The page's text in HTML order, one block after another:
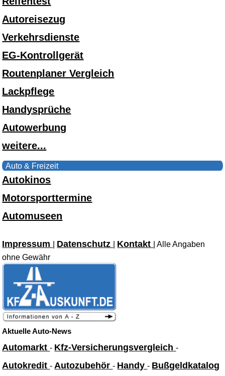
Autoreisezug
Verkehrsdienste
EG-Kontrollgerät
Routenplaner Vergleich
Lackpflege
Handysprüche
Autowerbung
weitere...
Auto & Freizeit
Autokinos
Motorsporttermine
Automuseen
Impressum Datenschutz Kontakt
| Alle Angaben
ohne Gewähr
Aktuelle Auto-News
Automarkt- Kfz-Versicherungsvergleich-
Autokredit- Autozubehör- Handy- Bußgeldkatalog